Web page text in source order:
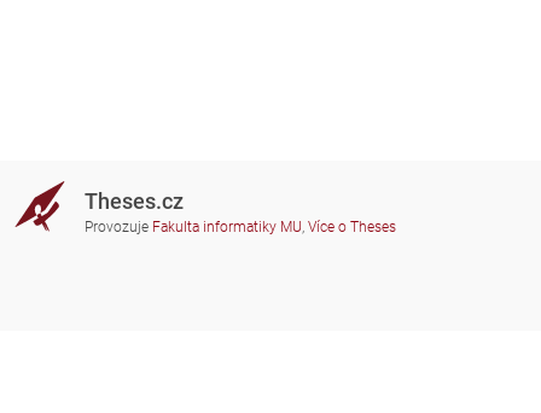
Theses.cz
Provozuje Fakulta informatiky MU, Více o Theses